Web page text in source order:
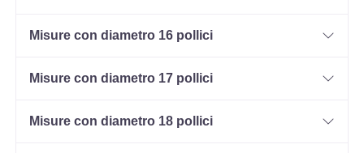
Misure con diametro 16 pollici
Misure con diametro 17 pollici
Misure con diametro 18 pollici